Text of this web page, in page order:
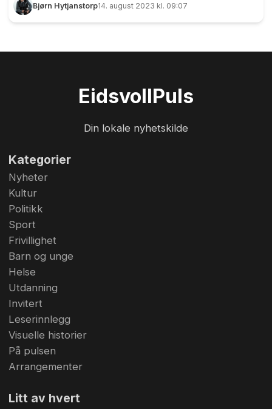
Bjørn Hytjanstorp14. august 2023 kl. 09:07
EidsvollPuls
Din lokale nyhetskilde
Kategorier
Nyheter
Kultur
Politikk
Sport
Frivillighet
Barn og unge
Helse
Utdanning
Invitert
Leserinnlegg
Visuelle historier
På pulsen
Arrangementer
Litt av hvert